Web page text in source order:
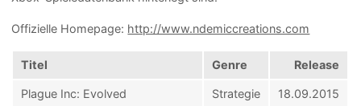
Offizielle Homepage: http://www.ndemiccreations.com
Titel Genre Release
Plague Inc: Evolved Strategie 18.09.2015